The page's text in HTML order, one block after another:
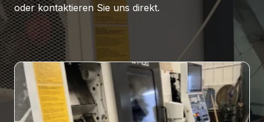
oder kontaktieren Sie uns direkt.